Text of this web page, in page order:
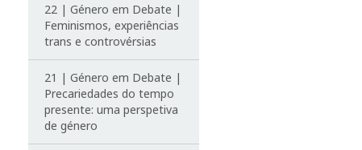
22 | Género em Debate |
Feminismos, experiências
trans e controvérsias
21 | Género em Debate |
Precariedades do tempo
presente: uma perspetiva
de género